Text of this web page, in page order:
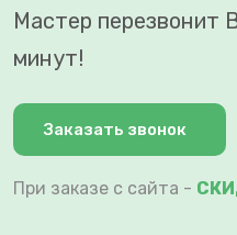
Мастер перезвонит
минут!
Заказать звонок
При заказе с сайта -